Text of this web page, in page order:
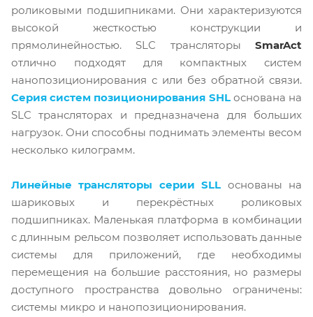
роликовыми подшипниками. Они характеризуются
высокой жесткостью конструкции и
прямолинейностью. SLC трансляторы SmarAct
отлично подходят для компактных систем
нанопозиционирования с или без обратной связи.
Серия систем позиционирования SHLоснована на
SLC трансляторах и предназначена для больших
нагрузок. Они способны поднимать элементы весом
несколько килограмм.
Линейные трансляторы серии SLL основаны на
шариковых и перекрёстных роликовых
подшипниках. Маленькая платформа в комбинации
с длинным рельсом позволяет использовать данные
системы для приложений, где необходимы
перемещения на большие расстояния, но размеры
доступного пространства довольно ограничены:
системы микро и нанопозиционирования.